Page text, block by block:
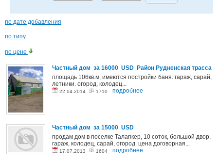
по дате добавления
по типу
по цене
Частный дом за 16000 USD Район Рудненская трасса
площадь 106кв.м, имеются постройки баня. гараж, сарай,
летники. огород, колодец...
22.04.2014 1710 подробнее
Частный дом за 15000 USD
продам дом в поселке Талапкер, 10 соток, большой двор,
гараж, колодец, сарай, огород. цена договорная...
17.07.2013 1604 подробнее